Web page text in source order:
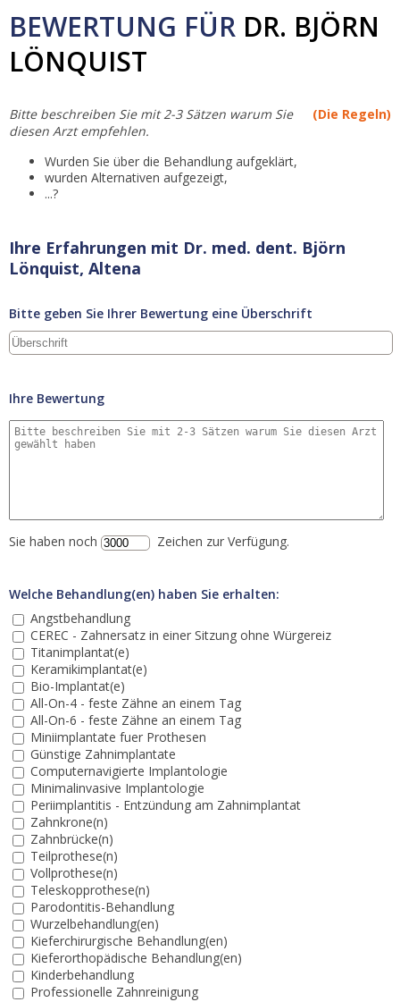
BEWERTUNG FÜR DR. BJÖRN
LÖNQUIST
(Die Regeln)
Bitte beschreiben Sie mit 2-3 Sätzen warum Sie
diesen Arzt empfehlen.
Wurden Sie über die Behandlung aufgeklärt,
wurden Alternativen aufgezeigt,
...?
Ihre Erfahrungen mit Dr. med. dent. Björn
Lönquist, Altena
Bitte geben Sie Ihrer Bewertung eine Überschrift
Ihre Bewertung
Sie haben noch Zeichen zur Verfügung.
Welche Behandlung(en) haben Sie erhalten:
Angstbehandlung
CEREC - Zahnersatz in einer Sitzung ohne Würgereiz
Titanimplantat(e)
Keramikimplantat(e)
Bio-Implantat(e)
All-On-4 - feste Zähne an einem Tag
All-On-6 - feste Zähne an einem Tag
Miniimplantate fuer Prothesen
Günstige Zahnimplantate
Computernavigierte Implantologie
Minimalinvasive Implantologie
Periimplantitis - Entzündung am Zahnimplantat
Zahnkrone(n)
Zahnbrücke(n)
Teilprothese(n)
Vollprothese(n)
Teleskopprothese(n)
Parodontitis-Behandlung
Wurzelbehandlung(en)
Kieferchirurgische Behandlung(en)
Kieferorthopädische Behandlung(en)
Kinderbehandlung
Professionelle Zahnreinigung